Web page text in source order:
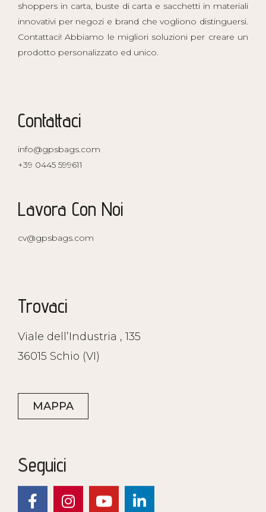
shoppers in carta, buste di carta e sacchetti in materiali
innovativi per negozi e brand che vogliono distinguersi.
Contattaci! Abbiamo le migliori soluzioni per creare un
prodotto personalizzato ed unico.
Contattaci
info@gpsbags.com
+39 0445 599611
Lavora Con Noi
cv@gpsbags.com
Trovaci
Viale dell’Industria , 135
36015 Schio (VI)
MAPPA
Seguici